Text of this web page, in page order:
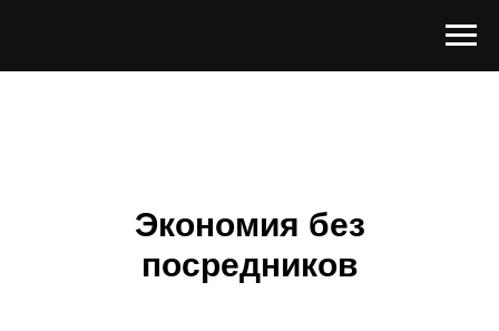
Экономия без
посредников